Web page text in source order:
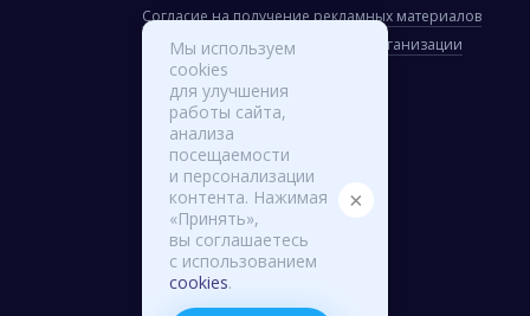
Согласие на получение рекламных материалов
Сведения об образовательной организации
Вход для сотрудников
Мы используем
cookies
для улучшения
работы сайта,
анализа
посещаемости
и персонализации
контента. Нажимая
«Принять»,
вы соглашаетесь
с использованием
cookies.
×